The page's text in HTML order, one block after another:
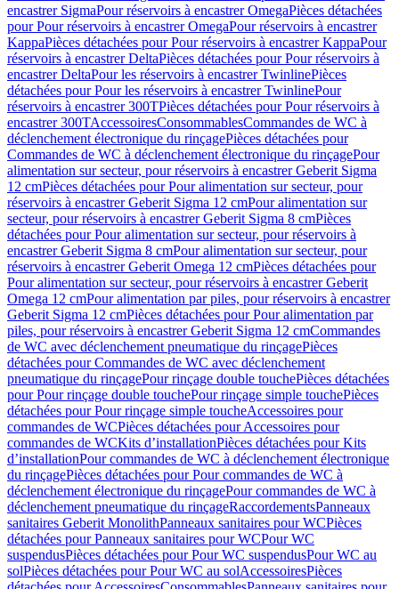
encastrer SigmaPour réservoirs à encastrer OmegaPièces détachées
pour Pour réservoirs à encastrer OmegaPour réservoirs à encastrer
KappaPièces détachées pour Pour réservoirs à encastrer KappaPour
réservoirs à encastrer DeltaPièces détachées pour Pour réservoirs à
encastrer DeltaPour les réservoirs à encastrer TwinlinePièces
détachées pour Pour les réservoirs à encastrer TwinlinePour
réservoirs à encastrer 300TPièces détachées pour Pour réservoirs à
encastrer 300TAccessoiresConsommablesCommandes de WC à
déclenchement électronique du rinçagePièces détachées pour
Commandes de WC à déclenchement électronique du rinçagePour
alimentation sur secteur, pour réservoirs à encastrer Geberit Sigma
12 cmPièces détachées pour Pour alimentation sur secteur, pour
réservoirs à encastrer Geberit Sigma 12 cmPour alimentation sur
secteur, pour réservoirs à encastrer Geberit Sigma 8 cmPièces
détachées pour Pour alimentation sur secteur, pour réservoirs à
encastrer Geberit Sigma 8 cmPour alimentation sur secteur, pour
réservoirs à encastrer Geberit Omega 12 cmPièces détachées pour
Pour alimentation sur secteur, pour réservoirs à encastrer Geberit
Omega 12 cmPour alimentation par piles, pour réservoirs à encastrer
Geberit Sigma 12 cmPièces détachées pour Pour alimentation par
piles, pour réservoirs à encastrer Geberit Sigma 12 cmCommandes
de WC avec déclenchement pneumatique du rinçagePièces
détachées pour Commandes de WC avec déclenchement
pneumatique du rinçagePour rinçage double touchePièces détachées
pour Pour rinçage double touchePour rinçage simple touchePièces
détachées pour Pour rinçage simple toucheAccessoires pour
commandes de WCPièces détachées pour Accessoires pour
commandes de WCKits d’installationPièces détachées pour Kits
d’installationPour commandes de WC à déclenchement électronique
du rinçagePièces détachées pour Pour commandes de WC à
déclenchement électronique du rinçagePour commandes de WC à
déclenchement pneumatique du rinçageRaccordementsPanneaux
sanitaires Geberit MonolithPanneaux sanitaires pour WCPièces
détachées pour Panneaux sanitaires pour WCPour WC
suspendusPièces détachées pour Pour WC suspendusPour WC au
solPièces détachées pour Pour WC au solAccessoiresPièces